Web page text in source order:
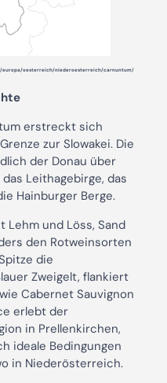
europa/oesterreich/niederoesterreich/carnuntum/
erstreckt sich
zur Slowakei. Die
der Donau über
Leithagebirge, das
Hainburger Berge.
Lehm und Löss, Sand
den Rotweinsorten
die
Zweigelt, flankiert
Cabernet Sauvignon
erlebt der
in Prellenkirchen,
ideale Bedingungen
in Niederösterreich.